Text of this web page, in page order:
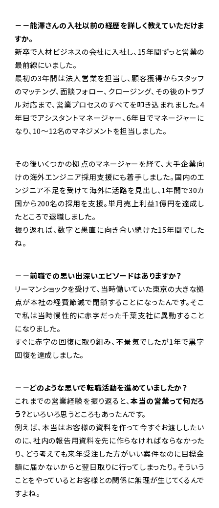
－－能澤さんの入社以前の経歴を詳しく教えていただけま
すか。
新卒で人材ビジネスの会社に入社し、15年間ずっと営業の
最前線にいました。
最初の3年間は法人営業を担当し、顧客獲得からスタッフ
のマッチング、面談フォロー、クロージング、その後のトラブ
ル対応まで、営業プロセスのすべてを叩き込まれました。4
年目でアシスタントマネージャー、6年目でマネージャーに
なり、10〜12名のマネジメントを担当しました。
その後いくつかの拠点のマネージャーを経て、大手企業向
けの海外エンジニア採用支援にも着手しました。国内のエ
ンジニア不足を受けて海外に活路を見出し、1年間で30カ
国から200名の採用を支援。単月売上利益1億円を達成し
たところで退職しました。
振り返れば、数字と愚直に向き合い続けた15年間でした
ね。
－－前職での思い出深いエピソードはありますか？
リーマンショックを受けて、当時働いていた東京の大きな拠
点が本社の経費節減で閉鎖することになったんです。そこ
で私は当時慢性的に赤字だった千葉支社に異動すること
になりました。
すぐに赤字の回復に取り組み、不景気でしたが1年で黒字
回復を達成しました。
－－どのような思いで転職活動を進めていましたか？
これまでの営業経験を振り返ると、 本当の営業って何だろ
う？といろいろ思うところもあったんです。
例えば、本当はお客様の資料を作って今すぐお渡ししたい
のに、社内の報告用資料を先に作らなければならなかった
り、どう考えても来年受注した方がいい案件なのに目標金
額に届かないからと翌日取りに行ってしまったり。そういう
ことをやっているとお客様との関係に無理が生じてくるんで
すよね。